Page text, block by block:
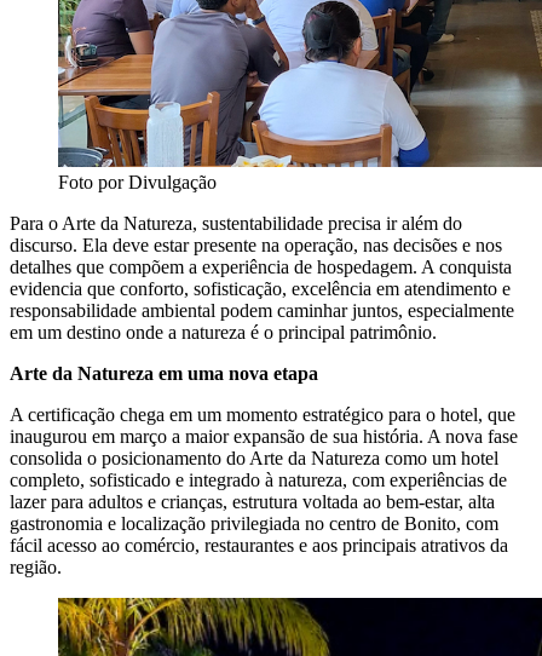
Foto por Divulgação
Para o Arte da Natureza, sustentabilidade precisa ir além do
discurso. Ela deve estar presente na operação, nas decisões e nos
detalhes que compõem a experiência de hospedagem. A conquista
evidencia que conforto, sofisticação, excelência em atendimento e
responsabilidade ambiental podem caminhar juntos, especialmente
em um destino onde a natureza é o principal patrimônio.
Arte da Natureza em uma nova etapa
A certificação chega em um momento estratégico para o hotel, que
inaugurou em março a maior expansão de sua história. A nova fase
consolida o posicionamento do Arte da Natureza como um hotel
completo, sofisticado e integrado à natureza, com experiências de
lazer para adultos e crianças, estrutura voltada ao bem-estar, alta
gastronomia e localização privilegiada no centro de Bonito, com
fácil acesso ao comércio, restaurantes e aos principais atrativos da
região.